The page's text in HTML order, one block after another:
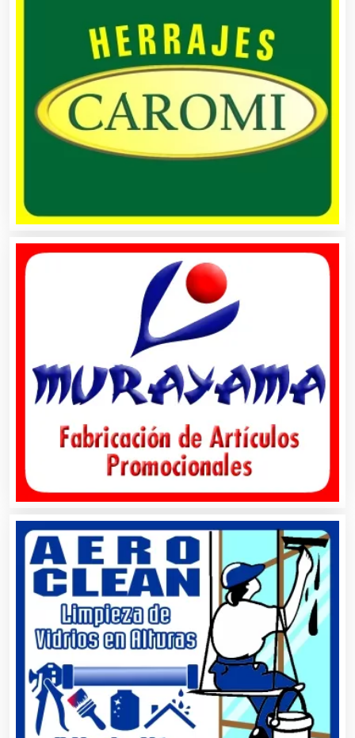
Alquiler de Trajes de Etiqueta
Alta Costura
Análisis Clínicos
Análisis de Aguas
Aparatos y Equipos Eléctricos
Arquitectos
Artes Gráficas
Artesanías
Artículos de Oficina